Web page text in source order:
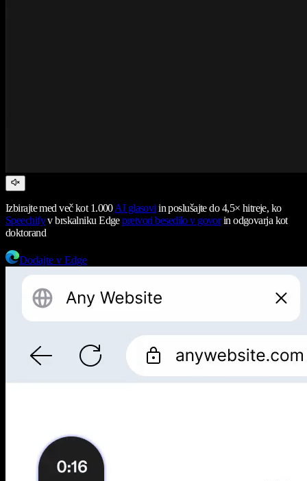
Izbirajte med več kot 1.000AI glasovi in poslušajte do 4,5× hitreje, ko
Speechifyv brskalniku Edgepretvori besedilo v govorin odgovarja kot
doktorand
Dodajte v Edge